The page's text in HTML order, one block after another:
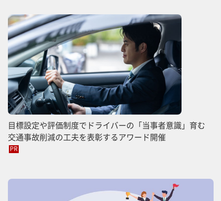
目標設定や評価制度でドライバーの「当事者意識」育む
交通事故削減の工夫を表彰するアワード開催
PR